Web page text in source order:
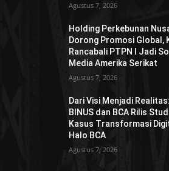
Agustus 7, 2026
Holding Perkebunan
Dorong Promosi Global,
Rancabali PTPN I Jadi
Media Amerika Serikat
Agustus 7, 2026
Dari Visi Menjadi Realitas:
BINUS dan BCA Rilis
Kasus Transformasi
Halo BCA
Agustus 7, 2026